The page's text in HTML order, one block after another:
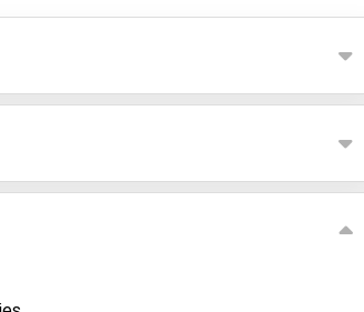
jede weitere Person zahlen Sie einen
Sie Ihre Mitfahrenden zuerst am Flughafen
wird eine Gebühr von 5 € pro Buchung